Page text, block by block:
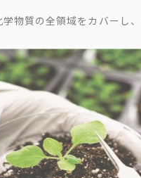
物質の全領域をカバーし